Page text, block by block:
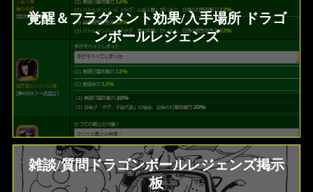
覚醒＆フラグメント効果/入手場所 ドラゴ
ンボールレジェンズ
雑談/質問ドラゴンボールレジェンズ掲示
板